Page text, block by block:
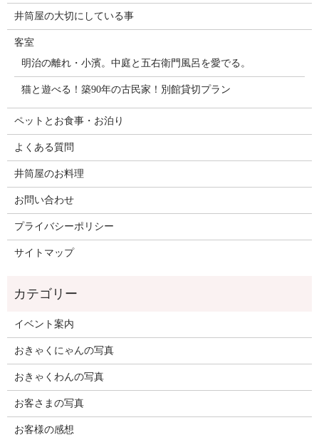
井筒屋の大切にしている事
客室
明治の離れ・小濱。中庭と五右衛門風呂を愛でる。
猫と遊べる！築90年の古民家！別館貸切プラン
ペットとお食事・お泊り
よくある質問
井筒屋のお料理
お問い合わせ
プライバシーポリシー
サイトマップ
イベント案内
おきゃくにゃんの写真
おきゃくわんの写真
お客さまの写真
お客様の感想